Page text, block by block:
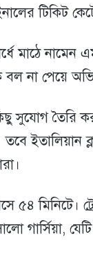
টিকিট
মাঠে
বল না পেয়ে
সুযোগ
তবে
৫৪ মিনিটে।
গার্সিয়া,